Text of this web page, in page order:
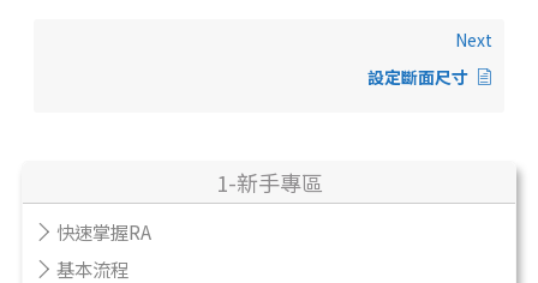
1-新手專區
快速掌握RA
基本流程
Next
設定斷面尺寸